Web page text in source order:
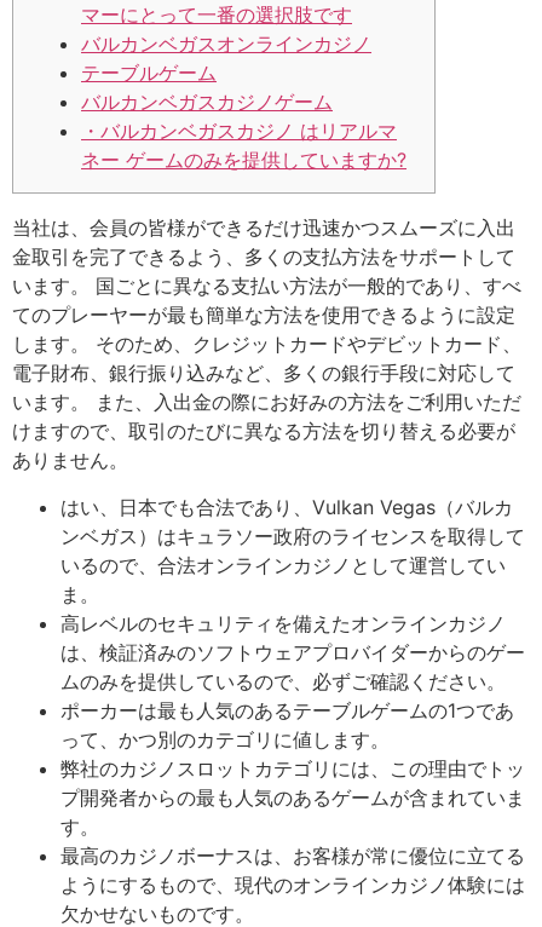
マーにとって一番の選択肢です
バルカンベガスオンラインカジノ
テーブルゲーム
バルカンベガスカジノゲーム
・バルカンベガスカジノ はリアルマ
ネー ゲームのみを提供していますか?
当社は、会員の皆様ができるだけ迅速かつスムーズに入出
金取引を完了できるよう、多くの支払方法をサポートして
います。 国ごとに異なる支払い方法が一般的であり、すべ
てのプレーヤーが最も簡単な方法を使用できるように設定
します。 そのため、クレジットカードやデビットカード、
電子財布、銀行振り込みなど、多くの銀行手段に対応して
います。 また、入出金の際にお好みの方法をご利用いただ
けますので、取引のたびに異なる方法を切り替える必要が
ありません。
はい、日本でも合法であり、Vulkan Vegas（バルカ
ンベガス）はキュラソー政府のライセンスを取得して
いるので、合法オンラインカジノとして運営してい
ま。
高レベルのセキュリティを備えたオンラインカジノ
は、検証済みのソフトウェアプロバイダーからのゲー
ムのみを提供しているので、必ずご確認ください。
ポーカーは最も人気のあるテーブルゲームの1つであ
って、かつ別のカテゴリに値します。
弊社のカジノスロットカテゴリには、この理由でトッ
プ開発者からの最も人気のあるゲームが含まれていま
す。
最高のカジノボーナスは、お客様が常に優位に立てる
ようにするもので、現代のオンラインカジノ体験には
欠かせないものです。